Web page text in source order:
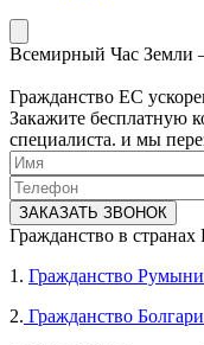
Всемирный Час Земли
Гражданство ЕС
Закажите бесплатную
специалиста. и мы
ЗАКАЗАТЬ ЗВОНОК
Гражданство в странах
1. Гражданство
2. Гражданство